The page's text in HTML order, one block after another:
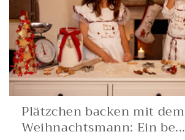
Plätzchen backen mit dem
Weihnachtsmann: Ein be...